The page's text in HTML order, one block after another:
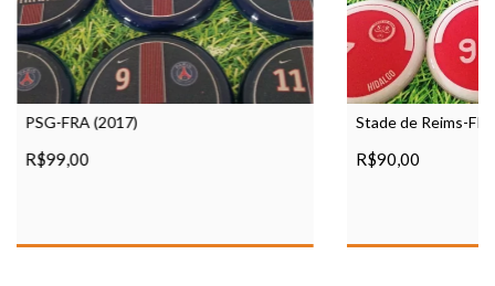
PSG-FRA (2017)
R$99,00
Stade de Reims-
R$90,00